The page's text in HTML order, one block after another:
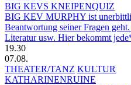
BIG KEVS KNEIPENQUIZ
BIG KEV MURPHY ist
Beantwortung seiner Fragen
Literatur usw. Hier bekommt
19.30
07.08.
THEATER/TANZ KULTUR
KATHARINENRUINE